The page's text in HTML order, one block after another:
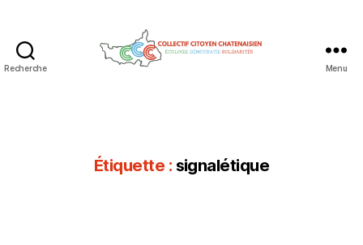
Recherche Menu
Étiquette : signalétique